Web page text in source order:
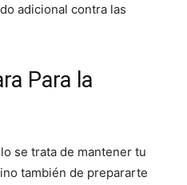
adicional contra las
Para la
se trata de mantener tu
también de prepararte